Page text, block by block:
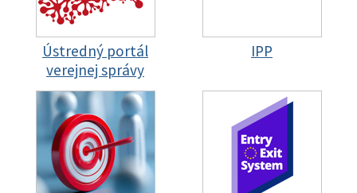
Ústredný portál
verejnej správy
IPP